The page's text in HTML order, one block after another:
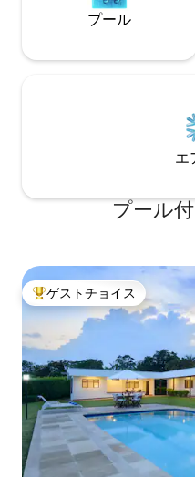
プール
エ
プール
大好評のゲストチョイスで
ゲストチョイス